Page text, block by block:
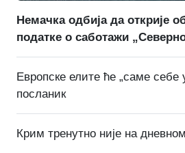
Немачка одбија да открије
податке о саботажи
Европске елите ће „саме
посланик
Крим тренутно није на